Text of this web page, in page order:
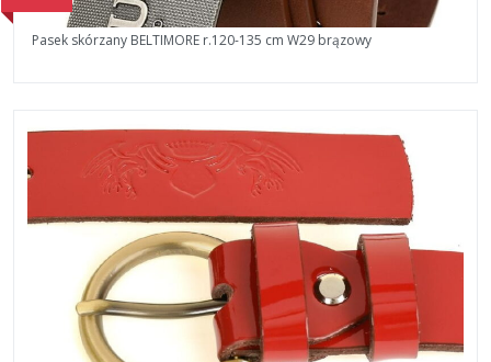
Pasek skórzany BELTIMORE r.120-135 cm W29 brązowy